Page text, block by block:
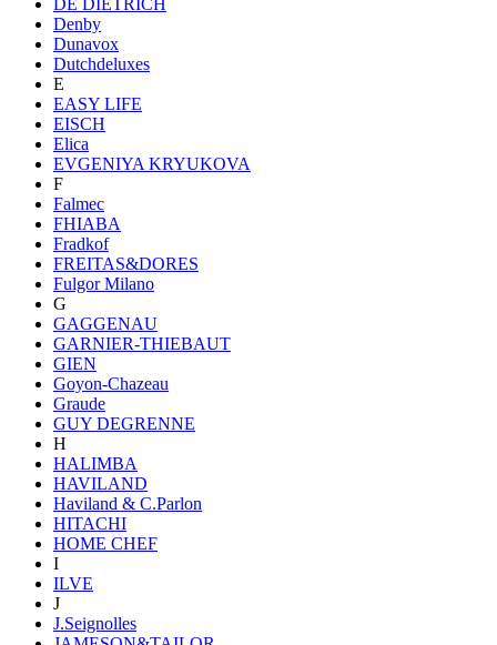
Denby
Dunavox
Dutchdeluxes
E
EASY LIFE
EISCH
Elica
EVGENIYA KRYUKOVA
F
Falmec
FHIABA
Fradkof
FREITAS&DORES
Fulgor Milano
G
GAGGENAU
GARNIER-THIEBAUT
GIEN
Goyon-Chazeau
Graude
GUY DEGRENNE
H
HALIMBA
HAVILAND
Haviland & C.Parlon
HITACHI
HOME CHEF
I
ILVE
J
J.Seignolles